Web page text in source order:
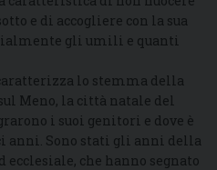
e di accogliere con la sua
gli umili e quanti
lo stemma della
Meno, la città natale del
i suoi genitori e dove è
anni. Sono stati gli anni della
che hanno segnato